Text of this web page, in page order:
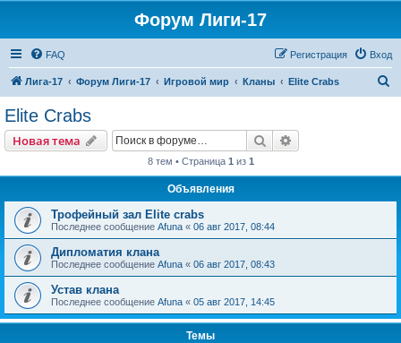
Форум Лиги-17
FAQ Вход
Регистрация
Лига-17 Форум Лиги-17 Игровой мир Кланы Elite Crabs
Elite Crabs
Новая тема Поиск
8 тем • Страница 1 из 1
Объявления
Трофейный зал Elite crabs
Последнее сообщение Afuna « 06 авг 2017, 08:44
Дипломатия клана
Последнее сообщение Afuna « 06 авг 2017, 08:43
Устав клана
Последнее сообщение Afuna « 05 авг 2017, 14:45
Темы